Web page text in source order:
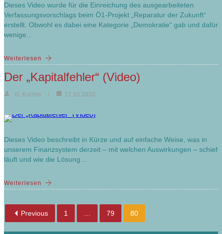
Dieses Video wurde für die Einreichung des ausgearbeiteten
Verfassungsvorschlags beim Ö1-Projekt „Reparatur der Zukunft“
erstellt. Obwohl es dabei eine Kategorie „Demokratie“ gab und dafür
wenige…
Weiterlesen
Der „Kapitalfehler“ (Video)
G. Kuchta 17.10.2020
Dieses Video beschreibt in Kürze und auf einfache Weise, was in
unserem Finanzsystem derzeit – mit welchen Auswirkungen – schief
läuft und wie die Lösung…
Weiterlesen
Previous 1 79 80